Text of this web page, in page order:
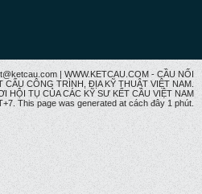
| WWW.KETCAU.COM - CẦU NỐI
CẤU CÔNG TRÌNH, ĐỊA KỸ THUẬT VIỆT NAM.
HỘI TỤ CỦA CÁC KỸ SƯ KẾT CÂU VIỆT NAM
This page was generated at cách đây 1 phút.